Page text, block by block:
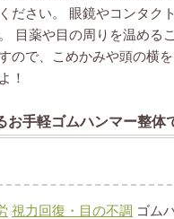
ださい。 眼鏡やコンタク
目薬や目の周りを温め
ので、こめかみや頭の横
！
お手軽ゴムハンマー整体
視力回復・目の不調 ゴム